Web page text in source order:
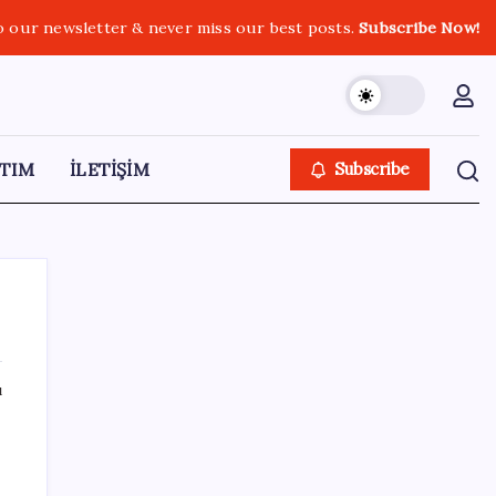
our newsletter & never miss our best posts.Subscribe Now!
İLETİŞİM Subscribe